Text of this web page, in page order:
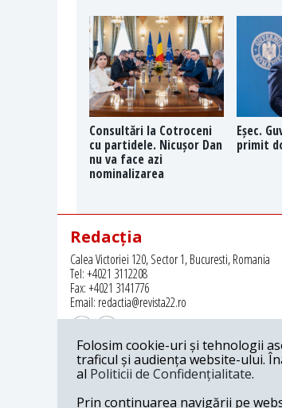
Consultări la Cotroceni
cu partidele. Nicușor Dan
nu va face azi
nominalizarea
Eșec.
primit
Redacția
Calea Victoriei 120, Sector 1, Bucuresti, Romania
Tel: +4021 3112208
Fax: +4021 3141776
Email: redactia@revista22.ro
Revista 22 este editata de
Folosim cookie-uri și tehnologii
traficul și audiența website-ului.
al Politicii de Confidențialitate.
Prin continuarea navigării pe